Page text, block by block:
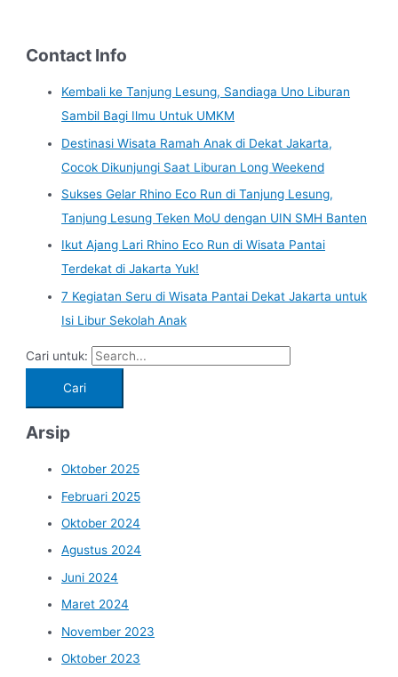
Contact Info
Kembali ke Tanjung Lesung, Sandiaga Uno Liburan
Sambil Bagi Ilmu Untuk UMKM
Destinasi Wisata Ramah Anak di Dekat Jakarta,
Cocok Dikunjungi Saat Liburan Long Weekend
Sukses Gelar Rhino Eco Run di Tanjung Lesung,
Tanjung Lesung Teken MoU dengan UIN SMH Banten
Ikut Ajang Lari Rhino Eco Run di Wisata Pantai
Terdekat di Jakarta Yuk!
7 Kegiatan Seru di Wisata Pantai Dekat Jakarta untuk
Isi Libur Sekolah Anak
Cari untuk:
Arsip
Oktober 2025
Februari 2025
Oktober 2024
Agustus 2024
Juni 2024
Maret 2024
November 2023
Oktober 2023